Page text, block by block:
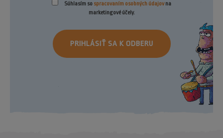
Súhlasím so spracovaním osobných údajovna
marketingové účely.
PRIHLÁSIŤ SA K ODBERU